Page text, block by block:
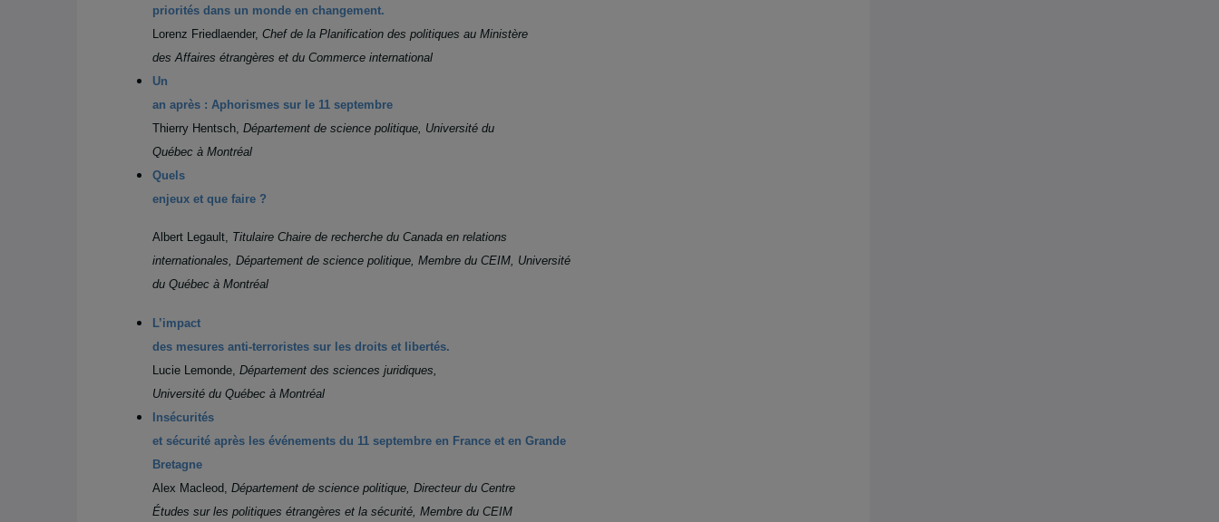
priorités dans un monde en changement.
Lorenz Friedlaender,Chef de la Planification des politiques au Ministère
des Affaires étrangères et du Commerce international
Un
an après : Aphorismes sur le 11 septembre
Thierry Hentsch, Département de science politique, Université du
Québec à Montréal
Quels
enjeux et que faire ?
Albert Legault, Titulaire Chaire de recherche du Canada en relations
internationales, Département de science politique, Membre du CEIM, Université
du Québec à Montréal
L’impact
des mesures anti-terroristes sur les droits et libertés.
Lucie Lemonde,Département des sciences juridiques,
Université du Québec à Montréal
Insécurités
et sécurité après les événements du 11 septembre en France et en Grande
Bretagne
Alex Macleod,Département de science politique, Directeur du Centre
Études sur les politiques étrangères et la sécurité, Membre du CEIM